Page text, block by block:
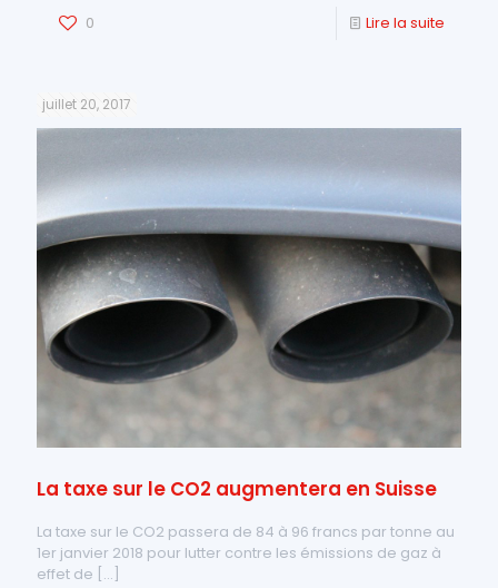
0 Lire la suite
juillet 20, 2017
La taxe sur le CO2 augmentera en Suisse
La taxe sur le CO2 passera de 84 à 96 francs par tonne au
1er janvier 2018 pour lutter contre les émissions de gaz à
effet de […]